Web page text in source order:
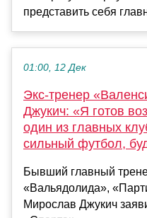
представить себя
01:00, 12 Дек
Экс-тренер
Джукич: «Я готов
один из главных
сильный футбол,
Бывший главный
«Вальядолида»,
Мирослав Джукич